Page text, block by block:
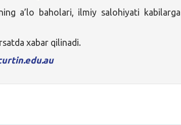
a’lo baholari, ilmiy salohiyati kabilarga
xabar qilinadi.